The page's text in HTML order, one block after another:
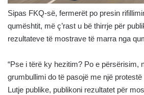
Sipas FKQ-së, fermerët po presin
qumështit, më ç’rast u bë thirrje për
rezultateve të mostrave të marra nga
“Pse i tërë ky hezitim? Po e përsërisim,
grumbullimi do të pasojë me një
Lutje publike, publikoni rezultatet për